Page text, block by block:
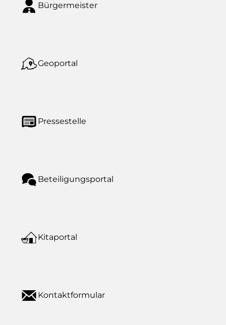
Bürgermeister
Geoportal
Pressestelle
Beteiligungsportal
Kitaportal
Kontaktformular